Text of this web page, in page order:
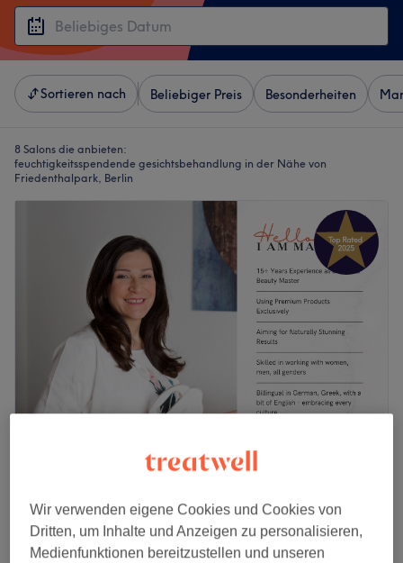
Sortieren nach Beliebiger Preis Besonderheiten
8 Salons die anbieten:
feuchtigkeitsspendende gesichtsbehandlung in der Nähe von
Friedenthalpark, Berlin
Heilpraktikerin│Maria Melidou│Holistic
5,0
38 Bewertungen
Kudamm, Berlin
Auf Karte anzeigen
Gesichtsbehandlung - Aquafacial - Hydra
Wir verwenden eigene Cookies und Cookies von
Dritten, um Inhalte und Anzeigen zu personalisieren,
Medienfunktionen bereitzustellen und unseren